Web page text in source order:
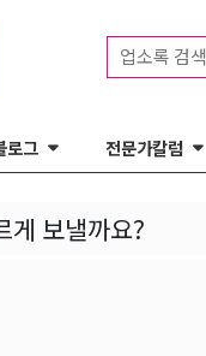
업소록 검색
로그 전문가칼럼
게 보낼까요?